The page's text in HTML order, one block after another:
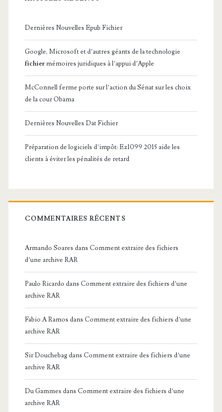
Dernières Nouvelles Epub Fichier
Google, Microsoft et d’autres géants de la technologie
fichier mémoires juridiques à l’appui d’Apple
McConnell ferme porte sur l’action du Sénat sur les choix
de la cour Obama
Dernières Nouvelles Dat Fichier
Préparation de logiciels d’impôt: Ez1099 2015 aide les
clients à éviter les pénalités de retard
COMMENTAIRES RÉCENTS
Armando Soares dans Comment extraire des fichiers
d’une archive RAR
Paulo Ricardo dans Comment extraire des fichiers d’une
archive RAR
Fabio A Ramos dans Comment extraire des fichiers d’une
archive RAR
Sir Douchebagdans Comment extraire des fichiers d’une
archive RAR
Du Gammes dans Comment extraire des fichiers d’une
archive RAR